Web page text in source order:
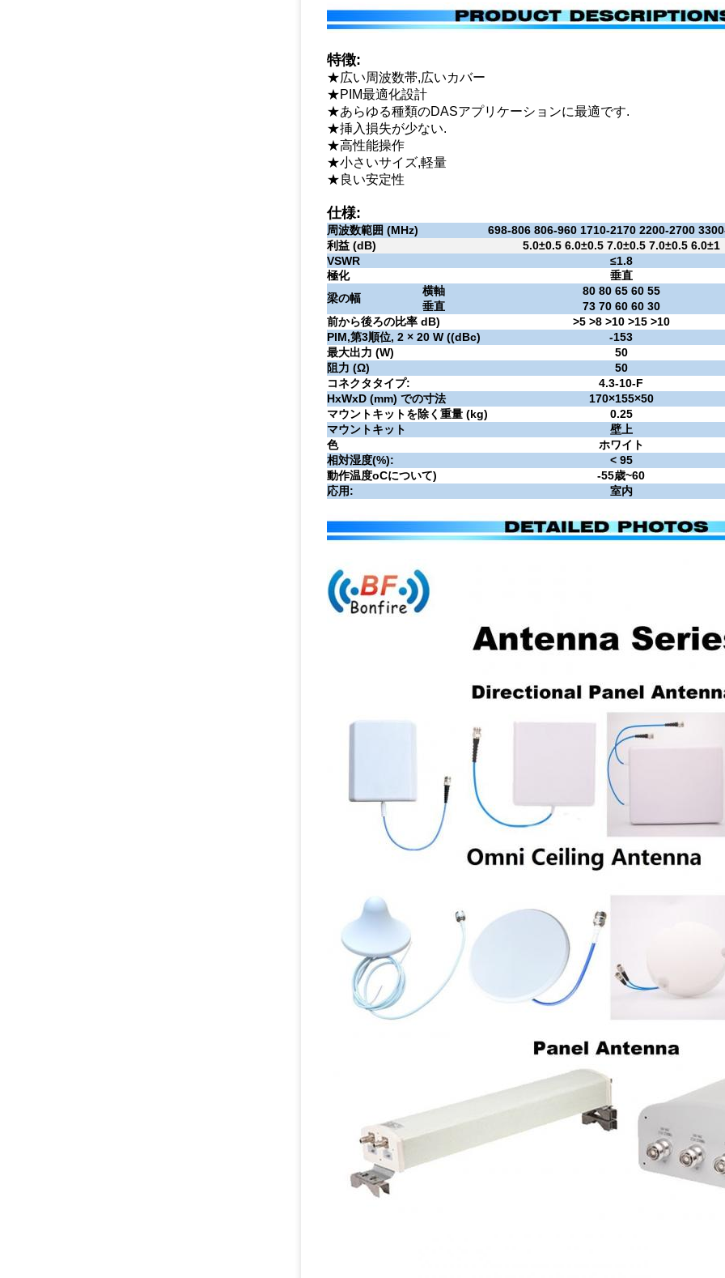
特徴:
★広い周波数帯,広いカバー
★PIM最適化設計
★あらゆる種類のDASアプリケーションに最適です.
★挿入損失が少ない.
★高性能操作
★小さいサイズ,軽量
★良い安定性
仕様:
周波数範囲 (MHz)
698-806 806-960 1710-2170 2200-2700
利益 (dB)
5.0±0.5 6.0±0.5 7.0±0.5 7.0±0.5 6.0±1
VSWR
≤1.8
極化
垂直
梁の幅
横軸
垂直
80 80 65 60 55
73 70 60 60 30
前から後ろの比率 dB)
>5 >8 >10 >15 >10
PIM,第3順位, 2 × 20 W ((dBc)
-153
最大出力 (W)
50
阻力 (Ω)
50
コネクタタイプ:
4.3-10-F
HxWxD (mm) での寸法
170×155×50
マウントキットを除く重量 (kg)
0.25
マウントキット
壁上
色
ホワイト
相対湿度(%):
< 95
動作温度oCについて) -55歳~60
応用:
室内